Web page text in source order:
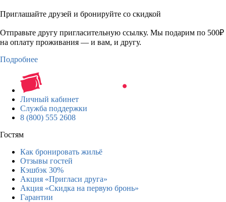
Приглашайте друзей и бронируйте со скидкой
Отправьте другу пригласительную ссылку. Мы подарим по 500₽
на оплату проживания — и вам, и другу.
Подробнее
Личный кабинет
Служба поддержки
8 (800) 555 2608
Гостям
Как бронировать жильё
Отзывы гостей
Кэшбэк 30%
Акция «Пригласи друга»
Акция «Скидка на первую бронь»
Гарантии